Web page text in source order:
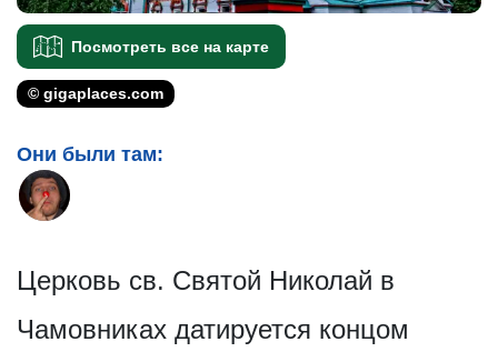
Посмотреть все на карте
© gigaplaces.com
Они были там:
Церковь св. Святой Николай в
Чамовниках датируется концом